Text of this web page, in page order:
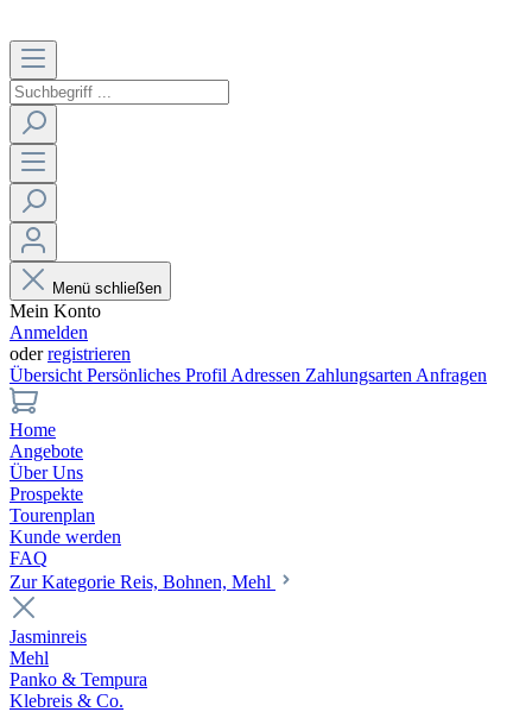
Menü schließen
Mein Konto
Anmelden
oderregistrieren
Übersicht Persönliches Profil Adressen Zahlungsarten Anfragen
Home
Angebote
Über Uns
Prospekte
Tourenplan
Kunde werden
FAQ
Zur Kategorie Reis, Bohnen, Mehl
Jasminreis
Mehl
Panko & Tempura
Klebreis & Co.